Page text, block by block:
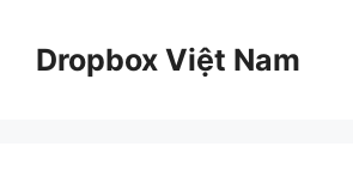
Dropbox Việt Nam